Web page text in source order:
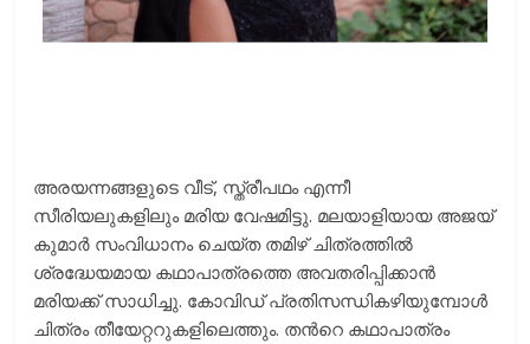
അരയന്നങ്ങളുടെ വീട്, സ്ത്രീപഥം എന്നീ
സീരിയലുകളിലും മരിയ വേഷമിട്ടു. മലയാളിയായ അജയ്
കുമാര്‍ സംവിധാനം ചെയ്ത തമിഴ് ചിത്രത്തില്‍
ശ്രദ്ധേയമായ കഥാപാത്രത്തെ അവതരിപ്പിക്കാന്‍
മരിയക്ക് സാധിച്ചു. കോവിഡ് പ്രതിസന്ധികഴിയുമ്പോള്‍
ചിത്രം തീയേറ്ററുകളിലെത്തും. തന്‍റെ കഥാപാത്രം